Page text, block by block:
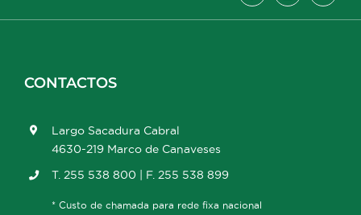
CONTACTOS
Largo Sacadura Cabral
4630-219 Marco de Canaveses
T. 255 538 800 | F. 255 538 899
* Custo de chamada para rede fixa nacional